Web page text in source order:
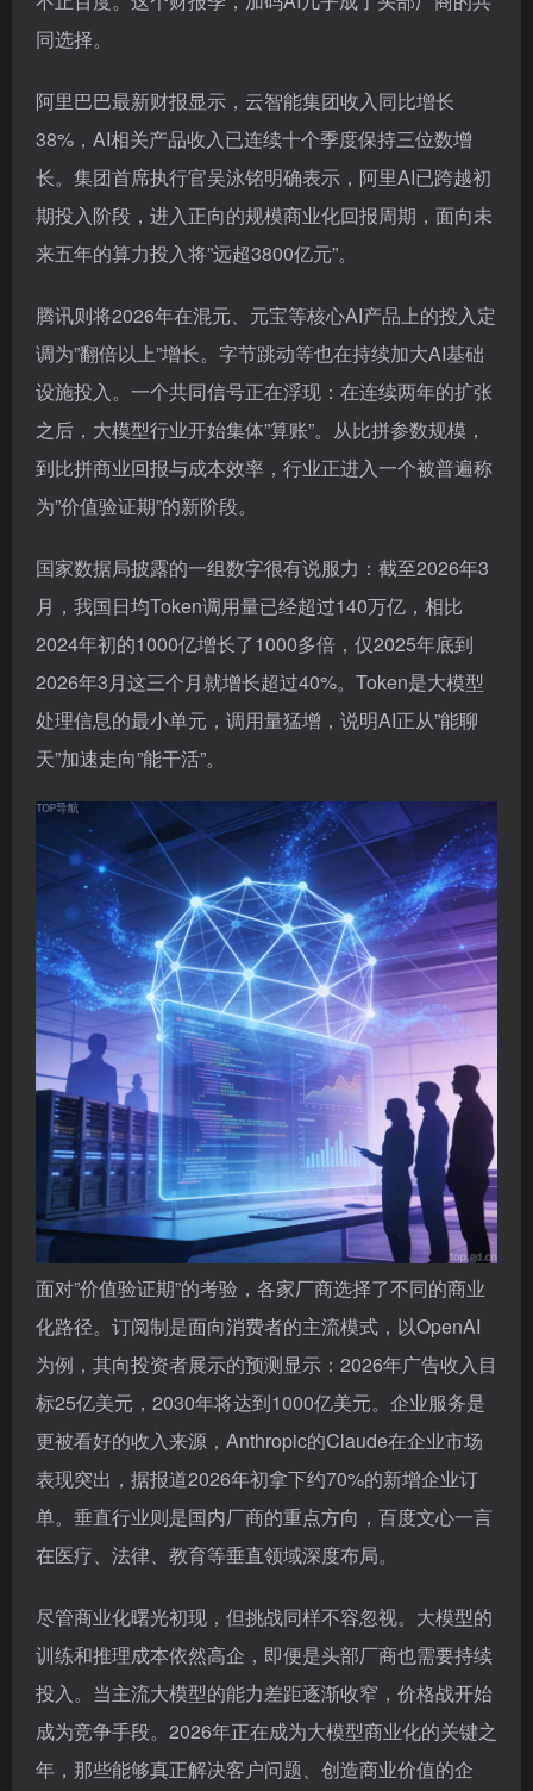
同选择。
阿里巴巴最新财报显示，云智能集团收入同比增长
38%，AI相关产品收入已连续十个季度保持三位数增
长。集团首席执行官吴泳铭明确表示，阿里AI已跨越初
期投入阶段，进入正向的规模商业化回报周期，面向未
来五年的算力投入将”远超3800亿元”。
腾讯则将2026年在混元、元宝等核心AI产品上的投入定
调为”翻倍以上”增长。字节跳动等也在持续加大AI基础
设施投入。一个共同信号正在浮现：在连续两年的扩张
之后，大模型行业开始集体”算账”。从比拼参数规模，
到比拼商业回报与成本效率，行业正进入一个被普遍称
为”价值验证期”的新阶段。
国家数据局披露的一组数字很有说服力：截至2026年3
月，我国日均Token调用量已经超过140万亿，相比
2024年初的1000亿增长了1000多倍，仅2025年底到
2026年3月这三个月就增长超过40%。Token是大模型
处理信息的最小单元，调用量猛增，说明AI正从”能聊
天”加速走向”能干活”。
面对”价值验证期”的考验，各家厂商选择了不同的商业
化路径。订阅制是面向消费者的主流模式，以OpenAI
为例，其向投资者展示的预测显示：2026年广告收入目
标25亿美元，2030年将达到1000亿美元。企业服务是
更被看好的收入来源，Anthropic的Claude在企业市场
表现突出，据报道2026年初拿下约70%的新增企业订
单。垂直行业则是国内厂商的重点方向，百度文心一言
在医疗、法律、教育等垂直领域深度布局。
尽管商业化曙光初现，但挑战同样不容忽视。大模型的
训练和推理成本依然高企，即便是头部厂商也需要持续
投入。当主流大模型的能力差距逐渐收窄，价格战开始
成为竞争手段。2026年正在成为大模型商业化的关键之
年，那些能够真正解决客户问题、创造商业价值的企